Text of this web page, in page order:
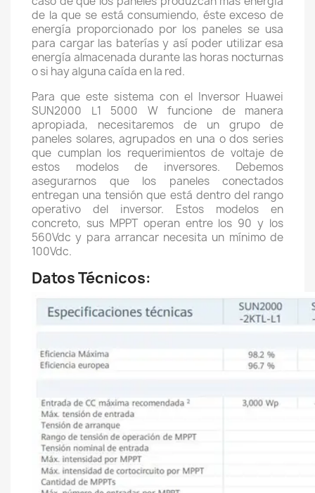
de la que se está consumiendo, éste exceso de
energía proporcionado por los paneles se usa
para cargar las baterías y así poder utilizar esa
energía almacenada durante las horas nocturnas
o si hay alguna caída en la red.
Para que este sistema con el Inversor Huawei
SUN2000 L1 5000 W funcione de manera
apropiada, necesitaremos de un grupo de
paneles solares, agrupados en una o dos series
que cumplan los requerimientos de voltaje de
estos modelos de inversores. Debemos
asegurarnos que los paneles conectados
entregan una tensión que está dentro del rango
operativo del inversor. Estos modelos en
concreto, sus MPPT operan entre los 90 y los
560Vdc y para arrancar necesita un mínimo de
100Vdc.
Datos Técnicos: